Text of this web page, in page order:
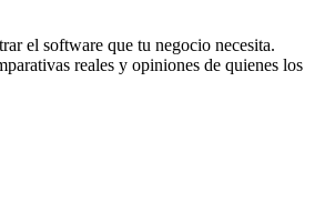
el software que tu negocio necesita.
reales y opiniones de quienes los